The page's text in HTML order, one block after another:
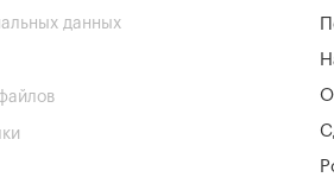
данных